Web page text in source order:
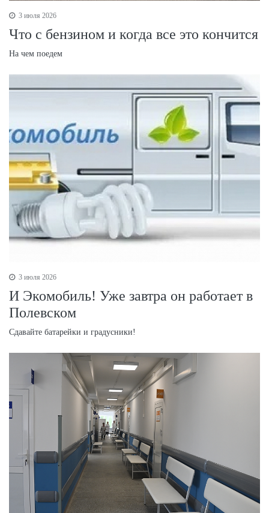
3 июля 2026
Что с бензином и когда все это кончится
На чем поедем
3 июля 2026
И Экомобиль! Уже завтра он работает в
Полевском
Сдавайте батарейки и градусники!